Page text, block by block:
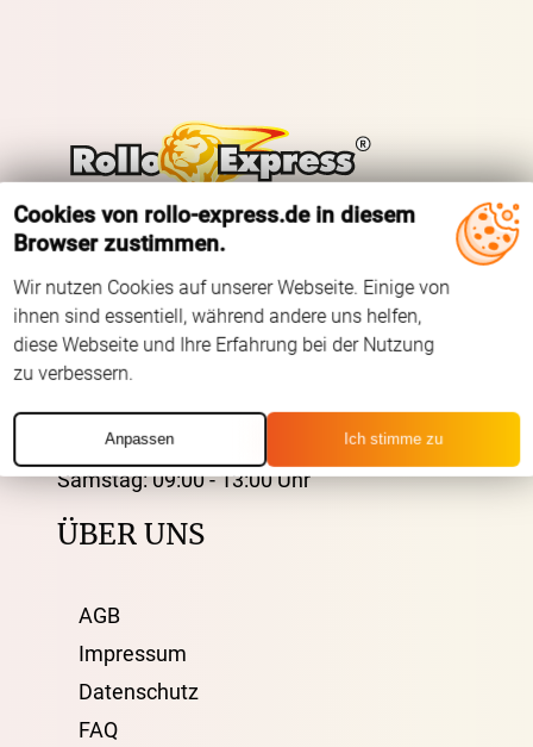
Cookies von rollo-express.de in diesem
Browser zustimmen.
Wir nutzen Cookies auf unserer Webseite. Einige von
ihnen sind essentiell, während andere uns helfen,
diese Webseite und Ihre Erfahrung bei der Nutzung
zu verbessern.
Anpassen Ich stimme zu
Tel.: +49 (0) 3721 395312
Fax.: +41 (0) 3721 395333
Mail: shop@rolloexpress.com
Montag - Freitag: 08:00 - 19:00 Uhr
Samstag: 09:00 - 13:00 Uhr
ÜBER UNS
AGB
Impressum
Datenschutz
FAQ